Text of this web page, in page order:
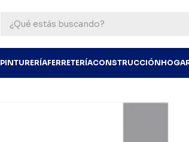
PINTURERÍAFERRETERÍACONSTRUCCIÓN